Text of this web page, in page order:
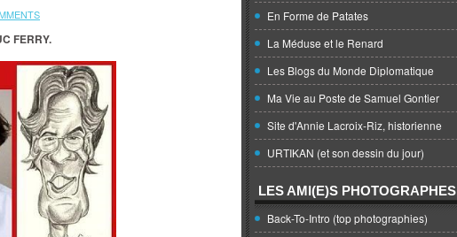
FERRY.
En Forme de Patates
La Méduse et le Renard
Les Blogs du Monde Diplomatique
Ma Vie au Poste de Samuel Gontier
Site d'Annie Lacroix-Riz, historienne
URTIKAN (et son dessin du jour)
LES AMI(E)S PHOTOGRAPHES
Back-To-Intro (top photographies)